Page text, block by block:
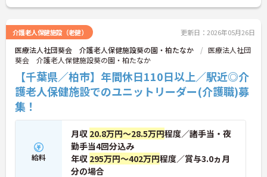
介護老人保健施設（老健） 更新日：2026年05月26日
医療法人社団葵会 介護老人保健施設葵の園・柏たなか
医療法人社団
葵会 介護老人保健施設葵の園・柏たなか
【千葉県／柏市】年間休日110日以上／駅近◎介
護老人保健施設でのユニットリーダー(介護職)募
集！
給料
月収 20.8万円～28.5万円程度／諸手当・夜
勤手当4回分込み
年収 295万円～402万円程度／賞与3.0ヵ月
分の場合